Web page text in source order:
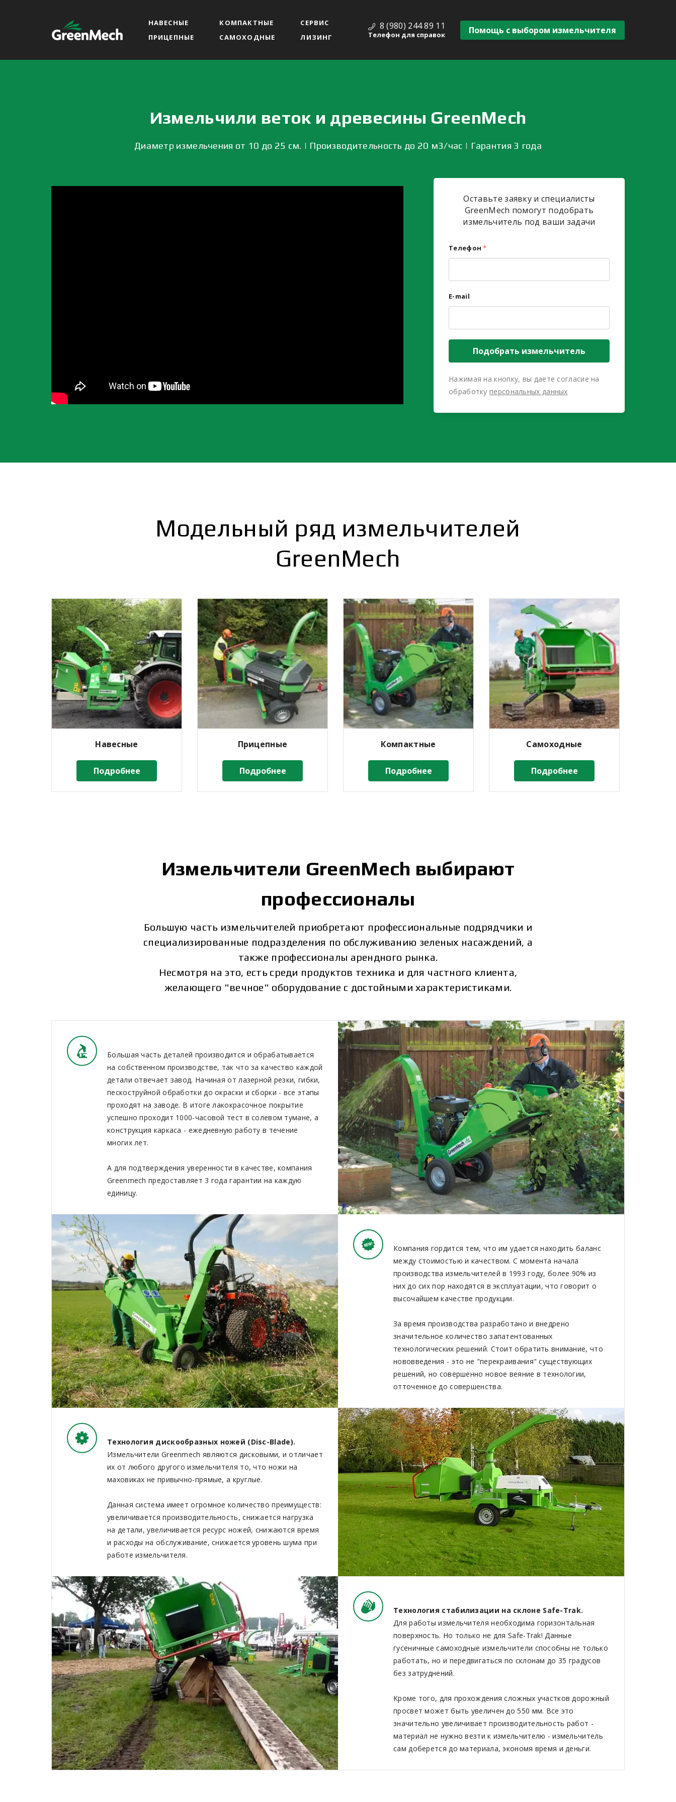
НАВЕСНЫЕ
ПРИЦЕПНЫЕ
КОМПАКТНЫЕ
САМОХОДНЫЕ
СЕРВИС
ЛИЗИНГ
8 (980) 244 89 11
Телефон для справок Помощь с выбором измельчителя
Измельчили веток и древесины GreenMech
Диаметр измельчения от 10 до 25 см. | Производительность до 20 м3/час | Гарантия 3 года
Оставьте заявку и специалисты
GreenMech помогут подобрать
измельчитель под ваши задачи
Телефон *
E-mail
Подобрать измельчитель
Нажимая на кнопку, вы даете согласие на
обработку персональных данных
Модельный ряд измельчителей
GreenMech
Навесные
Подробнее
Прицепные
Подробнее
Компактные
Подробнее
Самоходные
Подробнее
Измельчители GreenMech выбирают
профессионалы
Большую часть измельчителей приобретают профессиональные подрядчики и
специализированные подразделения по обслуживанию зеленых насаждений, а
также профессионалы арендного рынка.
Несмотря на это, есть среди продуктов техника и для частного клиента,
желающего "вечное" оборудование с достойными характеристиками.
Большая часть деталей производится и обрабатывается
на собственном производстве, так что за качество каждой
детали отвечает завод. Начиная от лазерной резки, гибки,
пескоструйной обработки до окраски и сборки - все этапы
проходят на заводе. В итоге лакокрасочное покрытие
успешно проходит 1000-часовой тест в солевом тумане, а
конструкция каркаса - ежедневную работу в течение
многих лет.
А для подтверждения уверенности в качестве, компания
Greenmech предоставляет 3 года гарантии на каждую
единицу.
Компания гордится тем, что им удается находить баланс
между стоимостью и качеством. С момента начала
производства измельчителей в 1993 году, более 90% из
них до сих пор находятся в эксплуатации, что говорит о
высочайшем качестве продукции.
За время производства разработано и внедрено
значительное количество запатентованных
технологических решений. Стоит обратить внимание, что
нововведения - это не "перекраивания" существующих
решений, но совершенно новое веяние в технологии,
отточенное до совершенства.
Технология дискообразных ножей (Disc-Blade).
Измельчители Greenmech являются дисковыми, и отличает
их от любого другого измельчителя то, что ножи на
маховиках не привычно-прямые, а круглые.
Данная система имеет огромное количество преимуществ:
увеличивается производительность, снижается нагрузка
на детали, увеличивается ресурс ножей, снижаются время
и расходы на обслуживание, снижается уровень шума при
работе измельчителя.
Технология стабилизации на склоне Safe-Trak.
Для работы измельчителя необходима горизонтальная
поверхность. Но только не для Safe-Trak! Данные
гусеничные самоходные измельчители способны не только
работать, но и передвигаться по склонам до 35 градусов
без затруднений.
Кроме того, для прохождения сложных участков дорожный
просвет может быть увеличен до 550 мм. Все это
значительно увеличивает производительность работ -
материал не нужно везти к измельчителю - измельчитель
сам доберется до материала, экономя время и деньги.